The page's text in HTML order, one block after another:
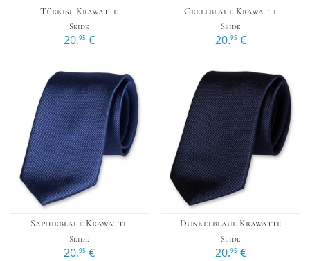
Türkise Krawatte
Seide
20.95 €
Grellblaue Krawatte
Seide
20.95 €
Saphirblaue Krawatte
Seide
20.95 €
Dunkelblaue Krawatte
Seide
20.95 €